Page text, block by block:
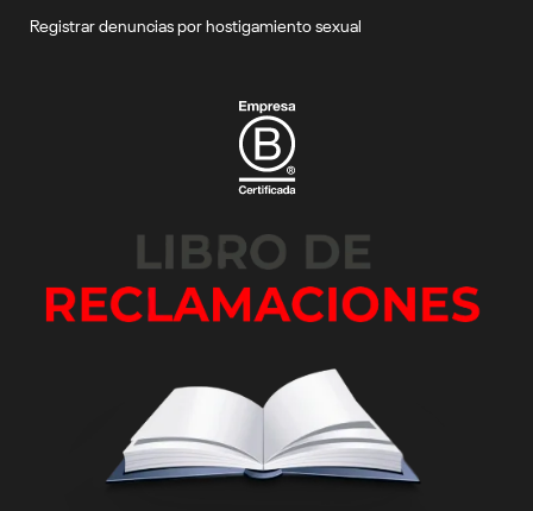
Registrar denuncias por hostigamiento sexual